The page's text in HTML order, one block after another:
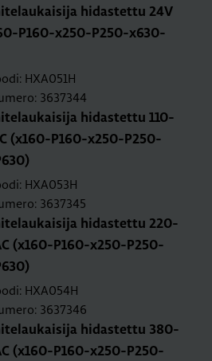
hi­das­tet­tu 24V
P160-x250-P250-x630-
HXA051H
3637344
hi­das­tet­tu 110-
(x160-P160-x250-P250-
HXA053H
3637345
hi­das­tet­tu 220-
(x160-P160-x250-P250-
HXA054H
3637346
hi­das­tet­tu 380-
(x160-P160-x250-P250-